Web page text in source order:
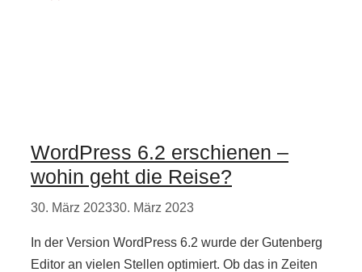
WordPress 6.2 erschienen –
wohin geht die Reise?
30. März 202330. März 2023
In der Version WordPress 6.2 wurde der Gutenberg
Editor an vielen Stellen optimiert. Ob das in Zeiten